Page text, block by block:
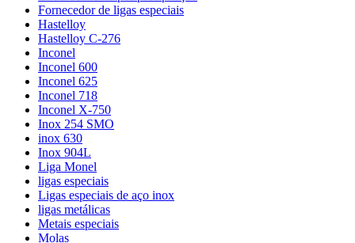
Fornecedor de ligas especiais
Hastelloy
Hastelloy C-276
Inconel
Inconel 600
Inconel 625
Inconel 718
Inconel X-750
Inox 254 SMO
inox 630
Inox 904L
Liga Monel
ligas especiais
Ligas especiais de aço inox
ligas metálicas
Metais especiais
Molas